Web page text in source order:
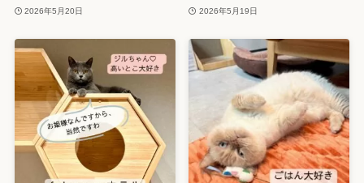
2026年5月20日 2026年5月19日